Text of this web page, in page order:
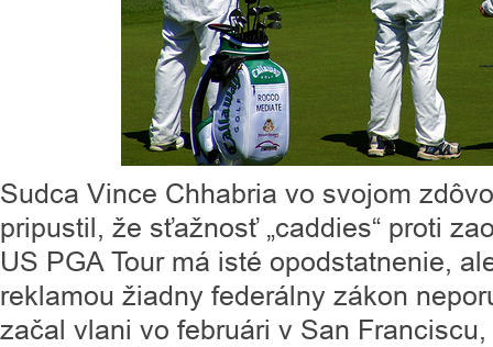
Sudca Vince Chhabria vo svojom
pripustil, že sťažnosť „caddies“ proti
US PGA Tour má isté opodstatnenie,
reklamou žiadny federálny zákon
začal vlani vo februári v San